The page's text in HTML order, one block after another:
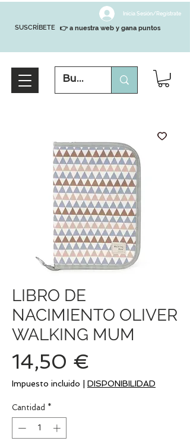
SUSCRÍBETE
Inicia Sesión/Regístrate
👉 a nuestra web y gana puntos
LIBRO DE
NACIMIENTO OLIVER
WALKING MUM
14,50 €
Impuesto incluido DISPONIBILIDAD
Cantidad *